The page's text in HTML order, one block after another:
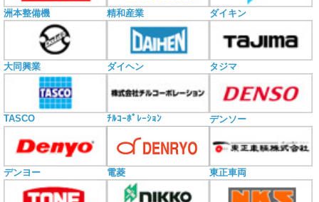
洲本整備機 精和産業 ダイキン
大同興業 ダイヘン タジマ
TASCO ﾁﾙｺｰﾎﾟﾚｰｼｮﾝ デンソー
デンヨー 電菱 東正車両